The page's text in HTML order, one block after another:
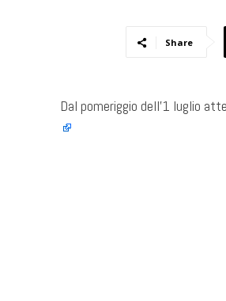
Share
Dal pomeriggio dell’1 luglio